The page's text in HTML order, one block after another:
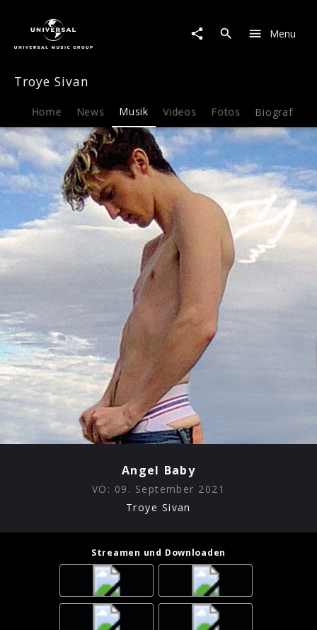
Musik
Angel
Menu
Troye Sivan
Home News Musik Videos Fotos Biografie
Angel Baby
VÖ: 09. September 2021
Troye Sivan
Streamen und Downloaden